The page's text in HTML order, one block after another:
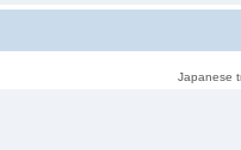
Japanese